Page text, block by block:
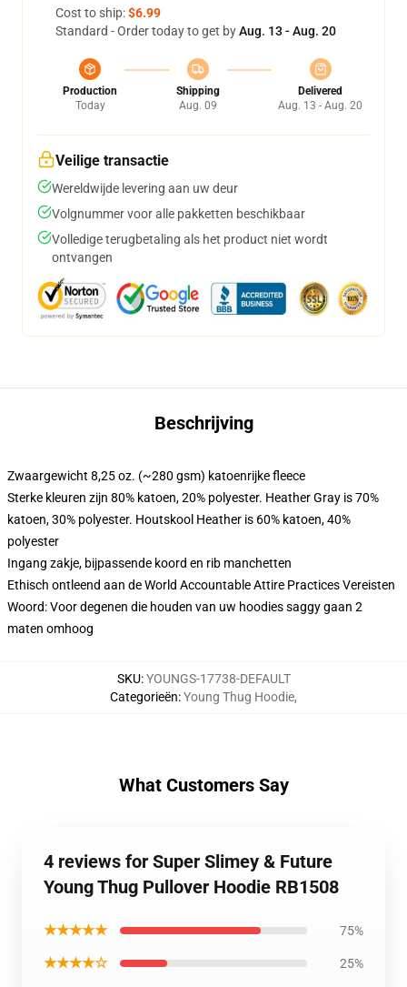
Cost to ship:$6.99
Standard - Order today to get byAug. 13 - Aug. 20
Production
Today
Shipping
Aug. 09
Delivered
Aug. 13 - Aug. 20
Veilige transactie
Wereldwijde levering aan uw deur
Volgnummer voor alle pakketten beschikbaar
Volledige terugbetaling als het product niet wordt
ontvangen
Beschrijving
Zwaargewicht 8,25 oz. (~280 gsm) katoenrijke fleece
Sterke kleuren zijn 80% katoen, 20% polyester. Heather Gray is 70%
katoen, 30% polyester. Houtskool Heather is 60% katoen, 40%
polyester
Ingang zakje, bijpassende koord en rib manchetten
Ethisch ontleend aan de World Accountable Attire Practices Vereisten
Woord: Voor degenen die houden van uw hoodies saggy gaan 2
maten omhoog
SKU:YOUNGS-17738-DEFAULT
Categorieën:Young Thug Hoodie,
What Customers Say
4 reviews for Super Slimey & Future
Young Thug Pullover Hoodie RB1508
★★★★★ 75%
★★★★☆ 25%